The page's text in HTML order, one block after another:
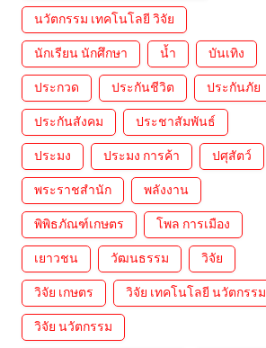
นวัตกรรม เทคโนโลยี วิจัย
นักเรียน นักศึกษา น้ำ บันเทิง
ประกวด ประกันชีวิต ประกันภัย
ประกันสังคม ประชาสัมพันธ์
ประมง ประมง การค้า ปศุสัตว์
พระราชสำนัก พลังงาน
พิพิธภัณฑ์เกษตร โพล การเมือง
เยาวชน วัฒนธรรม วิจัย
วิจัย เกษตร วิจัย เทคโนโลยี นวัตกรรม
วิจัย นวัตกรรม